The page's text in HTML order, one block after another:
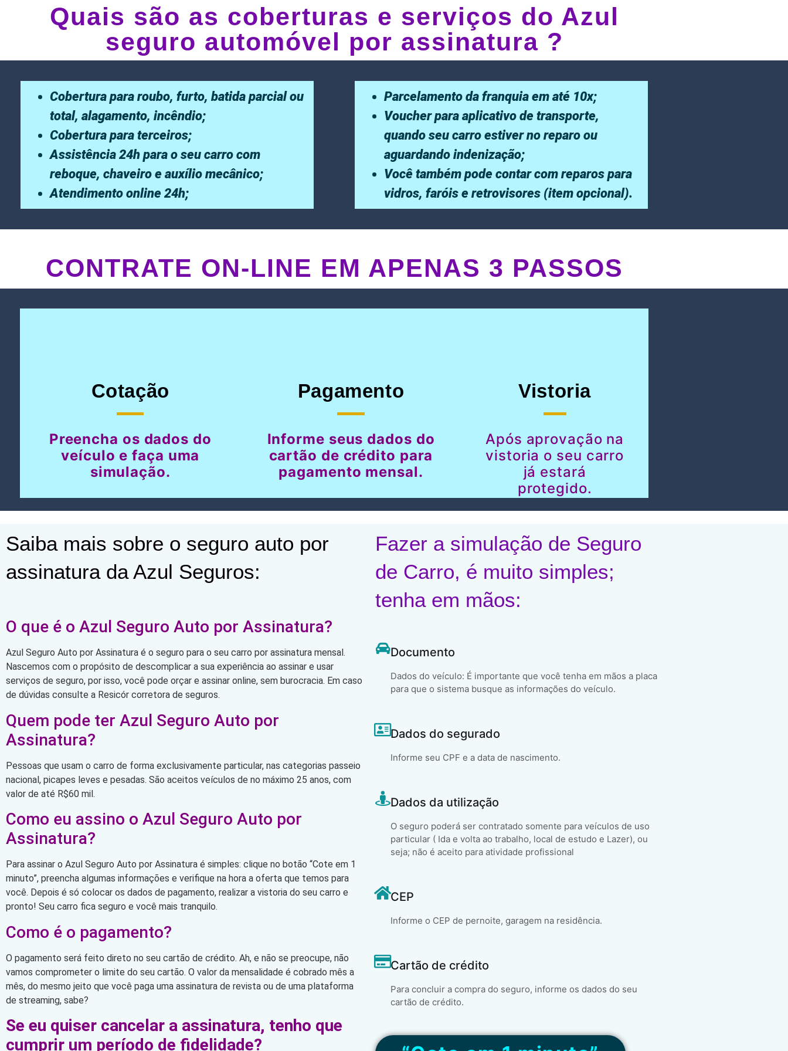
Quais são as coberturas e serviços do Azul
seguro automóvel por assinatura ?
Cobertura para roubo, furto, batida parcial ou
total, alagamento, incêndio;
Cobertura para terceiros;
Assistência 24h para o seu carro com
reboque, chaveiro e auxílio mecânico;
Atendimento online 24h;
Parcelamento da franquia em até 10x;
Voucher para aplicativo de transporte,
quando seu carro estiver no reparo ou
aguardando indenização;
Você também pode contar com reparos para
vidros, faróis e retrovisores (item opcional).
CONTRATE ON-LINE EM APENAS 3 PASSOS
Cotação
Preencha os dados do
veículo e faça uma
simulação.
Pagamento
Informe seus dados do
cartão de crédito para
pagamento mensal.
Vistoria
Após aprovação na
vistoria o seu carro
já estará
protegido.
Saiba mais sobre o seguro auto por
assinatura da Azul Seguros:
O que é o Azul Seguro Auto por Assinatura?
Azul Seguro Auto por Assinatura é o seguro para o seu carro por assinatura mensal.
Nascemos com o propósito de descomplicar a sua experiência ao assinar e usar
serviços de seguro, por isso, você pode orçar e assinar online, sem burocracia. Em caso
de dúvidas consulte a Resicór corretora de seguros.
Quem pode ter Azul Seguro Auto por
Assinatura?
Pessoas que usam o carro de forma exclusivamente particular, nas categorias passeio
nacional, picapes leves e pesadas. São aceitos veículos de no máximo 25 anos, com
valor de até R$60 mil.
Como eu assino o Azul Seguro Auto por
Assinatura?
Para assinar o Azul Seguro Auto por Assinatura é simples: clique no botão “Cote em 1
minuto”, preencha algumas informações e verifique na hora a oferta que temos para
você. Depois é só colocar os dados de pagamento, realizar a vistoria do seu carro e
pronto! Seu carro fica seguro e você mais tranquilo.
Como é o pagamento?
O pagamento será feito direto no seu cartão de crédito. Ah, e não se preocupe, não
vamos comprometer o limite do seu cartão. O valor da mensalidade é cobrado mês a
mês, do mesmo jeito que você paga uma assinatura de revista ou de uma plataforma
de streaming, sabe?
Se eu quiser cancelar a assinatura, tenho que
cumprir um período de fidelidade?
Fazer a simulação de Seguro
de Carro, é muito simples;
tenha em mãos:
Documento
Dados do veículo: É importante que você tenha em mãos a placa
para que o sistema busque as informações do veículo.
Dados do segurado
Informe seu CPF e a data de nascimento.
Dados da utilização
O seguro poderá ser contratado somente para veículos de uso
particular ( Ida e volta ao trabalho, local de estudo e Lazer), ou
seja; não é aceito para atividade profissional
CEP
Informe o CEP de pernoite, garagem na residência.
Cartão de crédito
Para concluir a compra do seguro, informe os dados do seu
cartão de crédito.